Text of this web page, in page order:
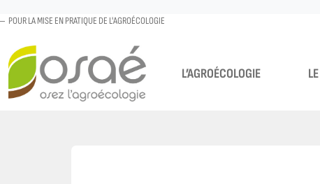
POUR LA MISE EN PRATIQUE DE L'AGROÉCOLOGIE
L’AGROÉCOLOGIE